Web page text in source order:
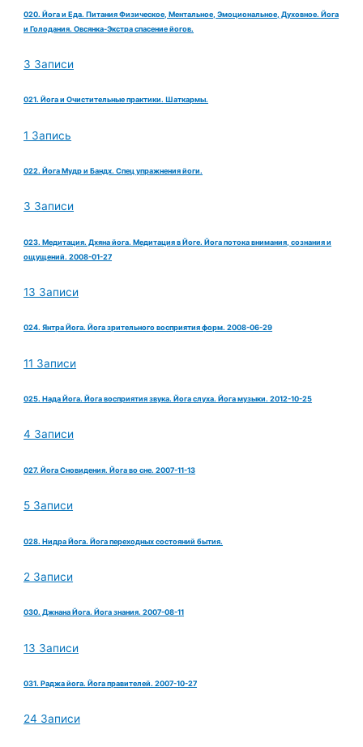
020. Йога и Еда. Питания Физическое, Ментальное, Эмоциональное, Духовное. Йога
и Голодания. Овсянка-Экстра спасение йогов.
3 Записи
021. Йога и Очистительные практики. Шаткармы.
1 Запись
022. Йога Мудр и Бандх. Спец упражнения йоги.
3 Записи
023. Медитация. Дхяна йога. Медитация в Йоге. Йога потока внимания, сознания и
ощущений. 2008-01-27
13 Записи
024. Янтра Йога. Йога зрительного восприятия форм. 2008-06-29
11 Записи
025. Нада Йога. Йога восприятия звука. Йога слуха. Йога музыки. 2012-10-25
4 Записи
027. Йога Сновидения. Йога во сне. 2007-11-13
5 Записи
028. Нидра Йога. Йога переходных состояний бытия.
2 Записи
030. Джнана Йога. Йога знания. 2007-08-11
13 Записи
031. Раджа йога. Йога правителей. 2007-10-27
24 Записи